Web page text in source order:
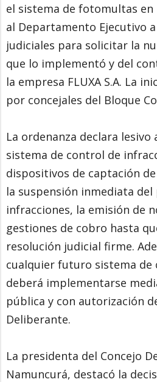
el sistema de fotomultas en
al Departamento Ejecutivo
judiciales para solicitar la
que lo implementó y del
la empresa FLUXA S.A. La
por concejales del Bloque
La ordenanza declara
sistema de control de
dispositivos de captación
la suspensión inmediata
infracciones, la emisión de
gestiones de cobro hasta
resolución judicial firme.
cualquier futuro sistema
deberá implementarse
pública y con autorización
Deliberante.
La presidenta del Concejo
Namuncurá, destacó la